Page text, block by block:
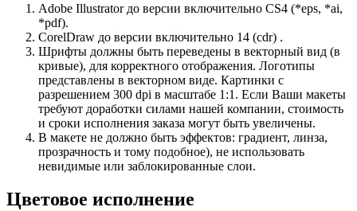
Adobe Illustrator до версии включительно CS4 (*eps, *ai,
*pdf).
CorelDraw до версии включительно 14 (cdr) .
Шрифты должны быть переведены в векторный вид (в
кривые), для корректного отображения. Логотипы
представлены в векторном виде. Картинки с
разрешением 300 dpi в масштабе 1:1. Если Ваши макеты
требуют доработки силами нашей компании, стоимость
и сроки исполнения заказа могут быть увеличены.
В макете не должно быть эффектов: градиент, линза,
прозрачность и тому подобное), не использовать
невидимые или заблокированные слои.
Цветовое исполнение